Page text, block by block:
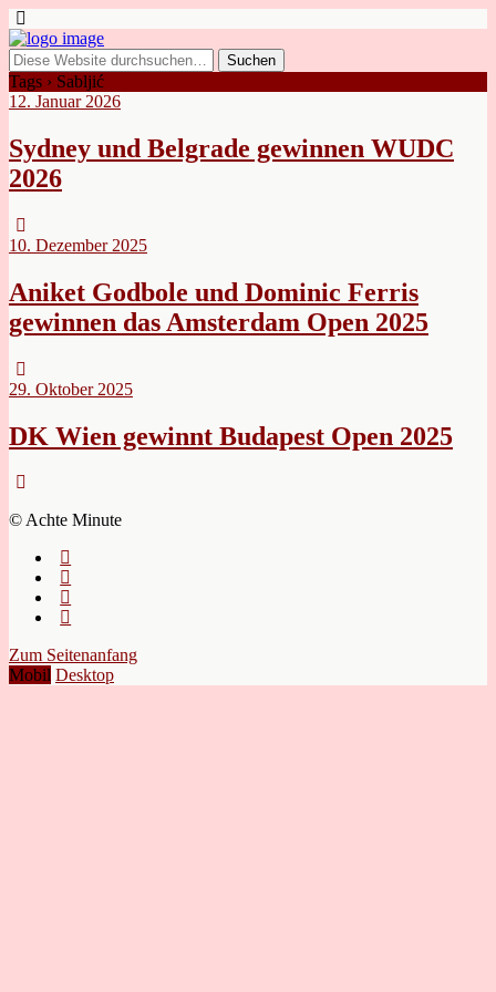
Tags › Sabljić
12. Januar 2026
Sydney und Belgrade gewinnen WUDC
2026
10. Dezember 2025
Aniket Godbole und Dominic Ferris
gewinnen das Amsterdam Open 2025
29. Oktober 2025
DK Wien gewinnt Budapest Open 2025
© Achte Minute
Zum Seitenanfang
Mobil Desktop